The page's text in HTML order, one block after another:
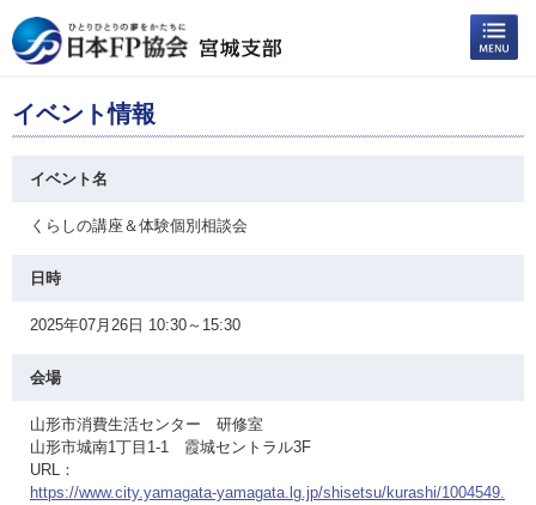
イベント情報
イベント名
くらしの講座＆体験個別相談会
日時
2025年07月26日 10:30～15:30
会場
山形市消費生活センター 研修室
山形市城南1丁目1-1 霞城セントラル3F
URL：
https://www.city.yamagata-yamagata.lg.jp/shisetsu/kurashi/1004549.